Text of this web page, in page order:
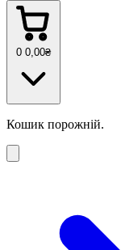
0 0 ,00₴
Кошик порожній.